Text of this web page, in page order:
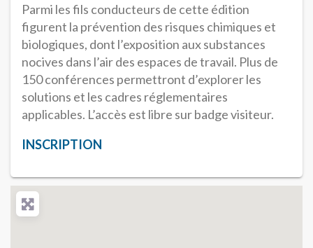
Parmi les fils conducteurs de cette édition
figurent la prévention des risques chimiques et
biologiques, dont l’exposition aux substances
nocives dans l’air des espaces de travail. Plus de
150 conférences permettront d’explorer les
solutions et les cadres réglementaires
applicables. L’accès est libre sur badge visiteur.
INSCRIPTION